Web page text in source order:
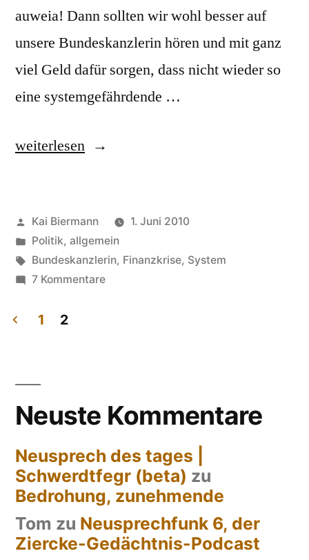
auweia! Dann sollten wir wohl besser auf
unsere Bundeskanzlerin hören und mit ganz
viel Geld dafür sorgen, dass nicht wieder so
eine systemgefährdende …
„systemrelevant,
weiterlesen
Veröffentlicht
von
Kai Biermann
1. Juni 2010
Veröffentlicht
in
Politik, allgemein
Schlagwörter:
Bundeskanzlerin, Finanzkrise, System
7 Kommentarezu
der
Beiträge
1 2
Neuste Kommentare
Neusprech des tages |
Schwerdtfegr (beta) zu
Bedrohung, zunehmende
Tom zu Neusprechfunk 6, der
Ziercke-Gedächtnis-Podcast